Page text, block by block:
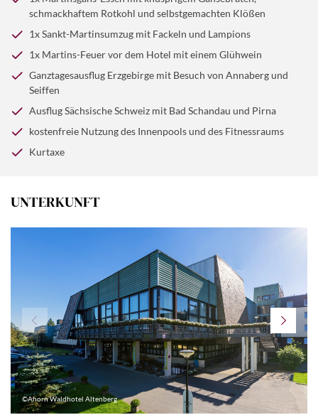
Lichtermeer. Den Abend können Sie dann am Martins-
Feuer vor dem Hotel bei einem Glühwein ausklingen
Verfügung geht es weiter nach Pirna, das für seine gut
erhaltene Altstadt mit dem berühmten Canaletto-Blick
bekannt ist. Auch hier haben Sie die Möglichkeit, den
Ort auf eigene Faust zu erkunden. Zurück in Altenberg
haben Sie noch Zeit, in der Wohlfühlwelt des Hotels zu
relaxen. Zum gemeinsamen Abendessen treffen wir uns
schmackhaftem Rotkohl und selbstgemachten Klößen
1x Sankt-Martinsumzug mit Fackeln und Lampions
1x Martins-Feuer vor dem Hotel mit einem Glühwein
Ganztagesausflug Erzgebirge mit Besuch von Annaberg und
Seiffen
Ausflug Sächsische Schweiz mit Bad Schandau und Pirna
kostenfreie Nutzung des Innenpools und des Fitnessraums
Kurtaxe
UNTERKUNFT
©Ahorn Waldhotel Altenberg